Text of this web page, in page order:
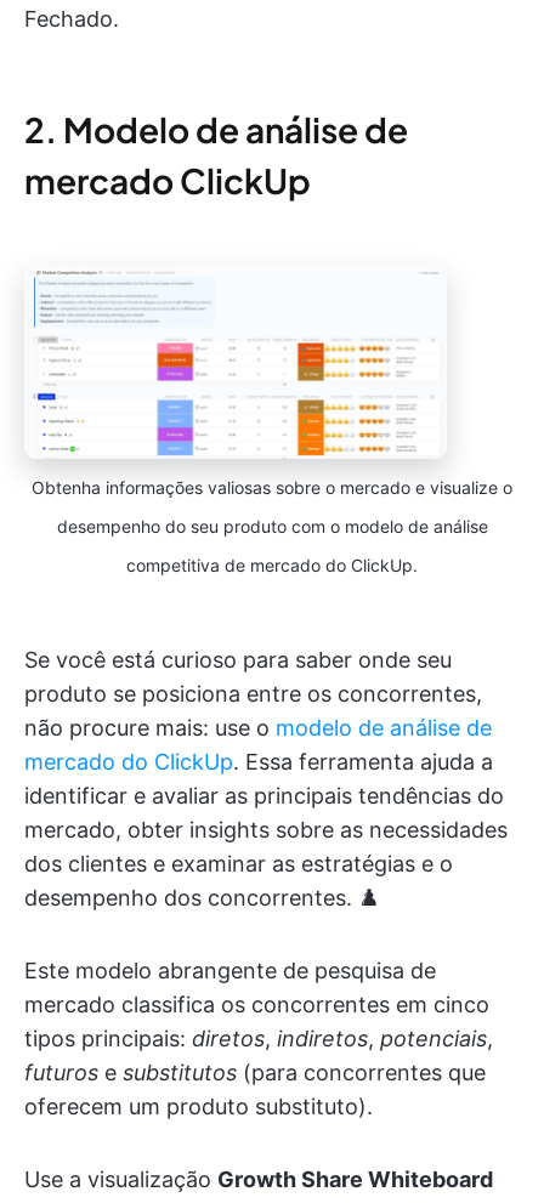
Fechado.
2. Modelo de análise de
mercado ClickUp
Obtenha informações valiosas sobre o mercado e visualize o
desempenho do seu produto com o modelo de análise
competitiva de mercado do ClickUp.
Se você está curioso para saber onde seu
produto se posiciona entre os concorrentes,
não procure mais: use o modelo de análise de
mercado do ClickUp. Essa ferramenta ajuda a
identificar e avaliar as principais tendências do
mercado, obter insights sobre as necessidades
dos clientes e examinar as estratégias e o
desempenho dos concorrentes. ♟️
Este modelo abrangente de pesquisa de
mercado classifica os concorrentes em cinco
tipos principais: diretos, indiretos, potenciais,
futuros e substitutos (para concorrentes que
oferecem um produto substituto).
Use a visualização Growth Share Whiteboard